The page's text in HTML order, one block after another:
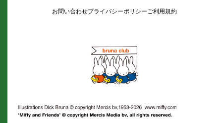
お問い合わせプライバシーポリシーご利用規約